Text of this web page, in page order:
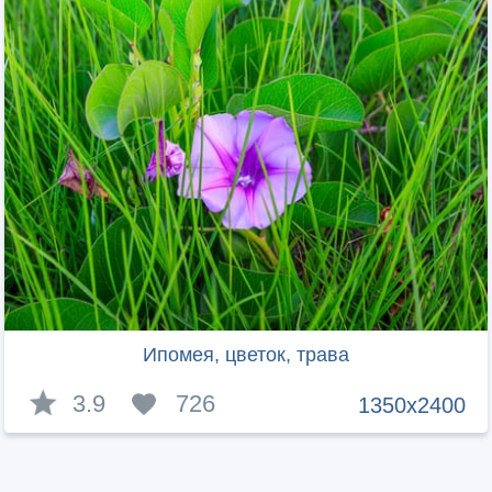
Ипомея, цветок, трава
1350x2400
3.9 726